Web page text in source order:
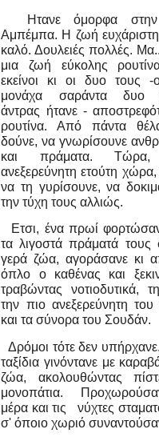
Hτανε όμορφα στην
Αμπέμπα. Η ζωή
καλό. Δουλειές πολλές.
μια ζωή εύκολης
εκείνοι κι οι δυο τους -
μονάχα σαράντα δυο
άντρας ήτανε -
ρουτίνα. Από πάντα
δούνε, να γνωρίσουνε
και πράματα. Τώρα,
ανεξερεύνητη ετούτη χώρα,
να τη γυρίσουνε, να
την τύχη τους αλλιώς.
Ετσι, ένα πρωί
τα λιγοστά πράματά τους
γερά ζώα, αγοράσανε κι
όπλο ο καθένας και
τραβώντας νοτιοδυτικά,
την πιο ανεξερεύνητη
και τα σύνορα του Σουδάν.
Δρόμοι τότε δεν
ταξίδια γινόντανε με
ζώα, ακολουθώντας
μονοπάτια.
μέρα και τις νύχτες
σ' όποιο χωριό